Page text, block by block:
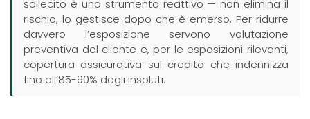
sollecito è uno strumento reattivo — non elimina il
rischio, lo gestisce dopo che è emerso. Per ridurre
davvero l’esposizione servono valutazione
preventiva del cliente e, per le esposizioni rilevanti,
copertura assicurativa sul credito che indennizza
fino all’85-90% degli insoluti.